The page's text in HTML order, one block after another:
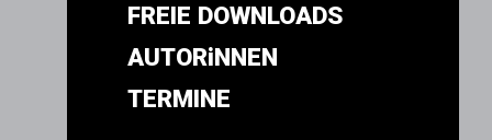
FREIE DOWNLOADS
AUTORiNNEN
TERMINE